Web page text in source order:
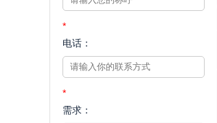
*
电话：
*
需求：